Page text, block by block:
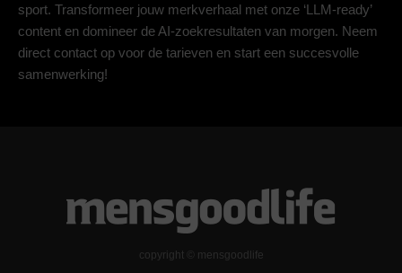
sport. Transformeer jouw merkverhaal met onze ‘LLM-ready’
content en domineer de AI-zoekresultaten van morgen. Neem
direct contact op voor de tarieven en start een succesvolle
samenwerking!
copyright © mensgoodlife